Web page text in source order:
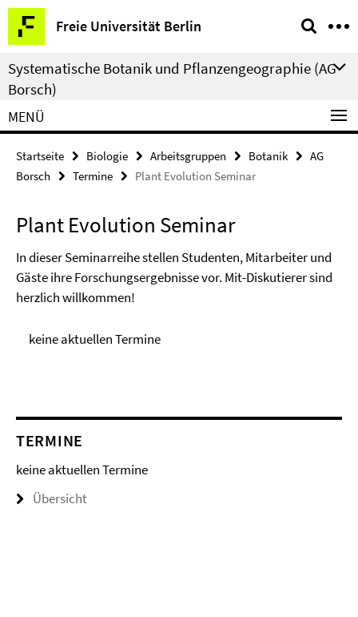
Springe
direkt
zu
Inhalt
Freie Universität Berlin
Service-
Navigation
Systematische Botanik und Pflanzengeographie (AG
Borsch)
MENÜ
Startseite Biologie Arbeitsgruppen Botanik
AG
Borsch
Termine Plant Evolution Seminar
Plant Evolution Seminar
In dieser Seminarreihe stellen Studenten, Mitarbeiter und
Gäste ihre Forschungsergebnisse vor. Mit-Diskutierer sind
herzlich willkommen!
keine aktuellen Termine
TERMINE
keine aktuellen Termine
Übersicht